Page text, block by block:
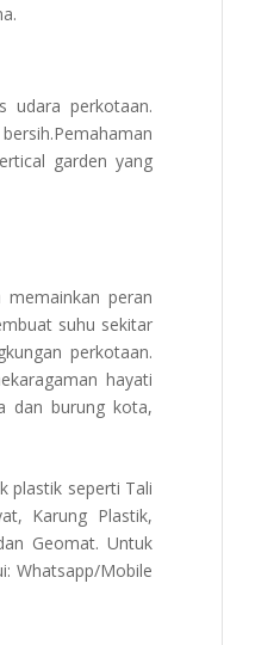
udara perkotaan.
garden yang
peran
suhu sekitar
perkotaan.
hayati
dan burung kota,
plastik seperti Tali
Karung Plastik,
Geomat. Untuk
Whatsapp/Mobile